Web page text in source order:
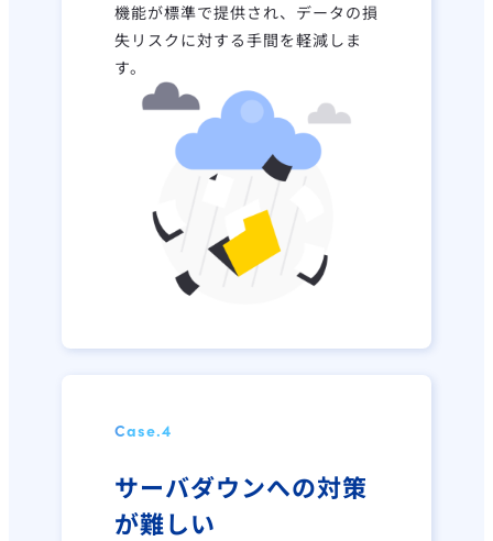
機能が標準で提供され、データの損
失リスクに対する手間を軽減しま
す。
Case.4
サーバダウンへの対策
が難しい